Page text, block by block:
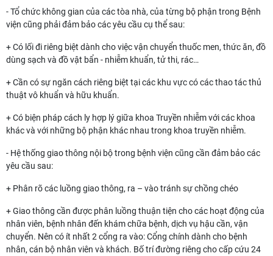
- Tổ chức không gian của các tòa nhà, của từng bộ phận trong Bệnh
viện cũng phải đảm bảo các yêu cầu cụ thể sau:
+ Có lối đi riêng biệt dành cho việc vận chuyển thuốc men, thức ăn, đồ
dùng sạch và đồ vật bẩn - nhiễm khuẩn, tử thi, rác…
+ Cần có sự ngăn cách riêng biệt tại các khu vực có các thao tác thủ
thuật vô khuẩn và hữu khuẩn.
+ Có biện pháp cách ly hợp lý giữa khoa Truyền nhiễm với các khoa
khác và với những bộ phận khác nhau trong khoa truyền nhiễm.
- Hệ thống giao thông nội bộ trong bệnh viện cũng cần đảm bảo các
yêu cầu sau:
+ Phân rõ các luồng giao thông, ra – vào tránh sự chồng chéo
+ Giao thông cần được phân luồng thuận tiện cho các hoạt động của
nhân viên, bệnh nhân đến khám chữa bệnh, dịch vụ hậu cần, vận
chuyển. Nên có ít nhất 2 cổng ra vào: Cổng chính dành cho bệnh
nhân, cán bộ nhân viên và khách. Bố trí đường riêng cho cấp cứu 24